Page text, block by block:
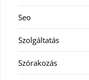
Seo
Szolgáltatás
Szórakozás